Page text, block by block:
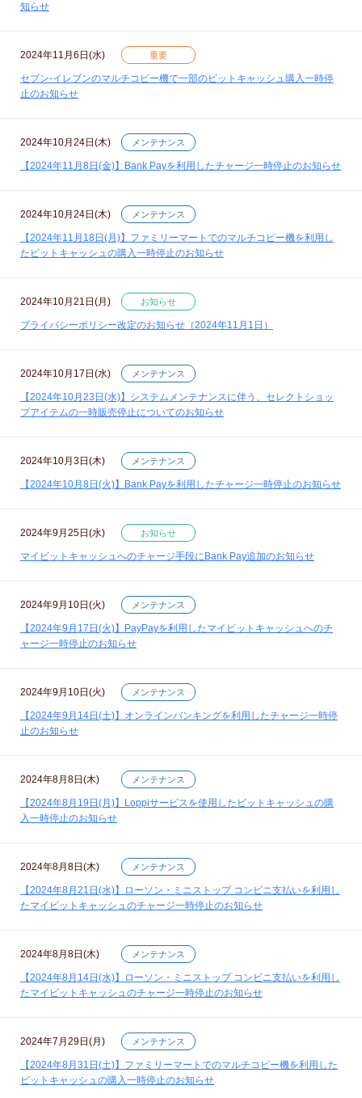
知らせ
2024年11月6日(水) 重要
セブン‐イレブンのマルチコピー機で一部のビットキャッシュ購入一時停
止のお知らせ
2024年10月24日(木) メンテナンス
【2024年11月8日(金)】Bank Payを利用したチャージ一時停止のお知らせ
2024年10月24日(木) メンテナンス
【2024年11月18日(月)】ファミリーマートでのマルチコピー機を利用し
たビットキャッシュの購入一時停止のお知らせ
2024年10月21日(月) お知らせ
プライバシーポリシー改定のお知らせ（2024年11月1日）
2024年10月17日(水) メンテナンス
【2024年10月23日(水)】システムメンテナンスに伴う、セレクトショッ
プアイテムの一時販売停止についてのお知らせ
2024年10月3日(木) メンテナンス
【2024年10月8日(火)】Bank Payを利用したチャージ一時停止のお知らせ
2024年9月25日(水) お知らせ
マイビットキャッシュへのチャージ手段にBank Pay追加のお知らせ
2024年9月10日(火) メンテナンス
【2024年9月17日(火)】PayPayを利用したマイビットキャッシュへのチ
ャージ一時停止のお知らせ
2024年9月10日(火) メンテナンス
【2024年9月14日(土)】オンラインバンキングを利用したチャージ一時停
止のお知らせ
2024年8月8日(木) メンテナンス
【2024年8月19日(月)】Loppiサービスを使用したビットキャッシュの購
入一時停止のお知らせ
2024年8月8日(木) メンテナンス
【2024年8月21日(水)】ローソン・ミニストップ コンビニ支払いを利用し
たマイビットキャッシュのチャージ一時停止のお知らせ
2024年8月8日(木) メンテナンス
【2024年8月14日(水)】ローソン・ミニストップ コンビニ支払いを利用し
たマイビットキャッシュのチャージ一時停止のお知らせ
2024年7月29日(月) メンテナンス
【2024年8月31日(土)】ファミリーマートでのマルチコピー機を利用した
ビットキャッシュの購入一時停止のお知らせ